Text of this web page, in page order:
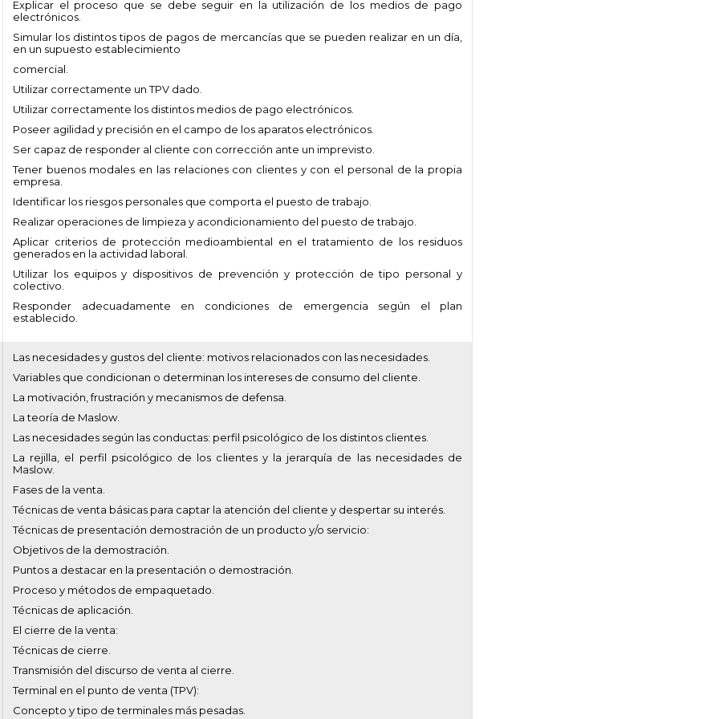
Explicar el proceso que se debe seguir en la utilización de los medios de pago
electrónicos.
Simular los distintos tipos de pagos de mercancías que se pueden realizar en un día,
en un supuesto establecimiento
comercial.
Utilizar correctamente un TPV dado.
Utilizar correctamente los distintos medios de pago electrónicos.
Poseer agilidad y precisión en el campo de los aparatos electrónicos.
Ser capaz de responder al cliente con corrección ante un imprevisto.
Tener buenos modales en las relaciones con clientes y con el personal de la propia
empresa.
Identificar los riesgos personales que comporta el puesto de trabajo.
Realizar operaciones de limpieza y acondicionamiento del puesto de trabajo.
Aplicar criterios de protección medioambiental en el tratamiento de los residuos
generados en la actividad laboral.
Utilizar los equipos y dispositivos de prevención y protección de tipo personal y
colectivo.
Responder adecuadamente en condiciones de emergencia según el plan
establecido.
Las necesidades y gustos del cliente: motivos relacionados con las necesidades.
Variables que condicionan o determinan los intereses de consumo del cliente.
La motivación, frustración y mecanismos de defensa.
La teoría de Maslow.
Las necesidades según las conductas: perfil psicológico de los distintos clientes.
La rejilla, el perfil psicológico de los clientes y la jerarquía de las necesidades de
Maslow.
Fases de la venta.
Técnicas de venta básicas para captar la atención del cliente y despertar su interés.
Técnicas de presentación demostración de un producto y/o servicio:
Objetivos de la demostración.
Puntos a destacar en la presentación o demostración.
Proceso y métodos de empaquetado.
Técnicas de aplicación.
El cierre de la venta:
Técnicas de cierre.
Transmisión del discurso de venta al cierre.
Terminal en el punto de venta (TPV):
Concepto y tipo de terminales más pesadas.